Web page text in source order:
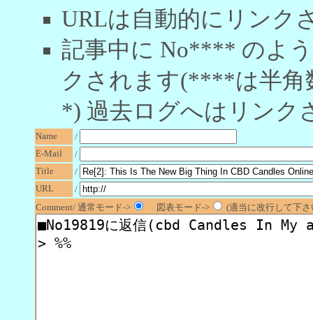
URLは自動的にリンク
記事中に No**** のよ
クされます(****は半角
*) 過去ログへはリンク
Name
/
E-Mail
/
Title
/
URL
/
Comment/ 通常モード->
図表モード-> (適当に改行して下